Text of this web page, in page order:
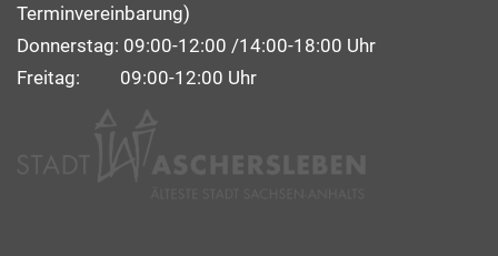
Terminvereinbarung)
Donnerstag: 09:00-12:00 /14:00-18:00 Uhr
Freitag: 09:00-12:00 Uhr